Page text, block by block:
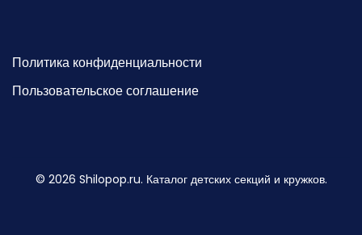
Политика конфиденциальности
Пользовательское соглашение
© 2026 Shilopop.ru. Каталог детских секций и кружков.